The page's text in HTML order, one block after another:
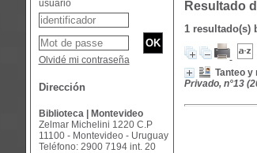
Resultado
1 resultado(s)
Tanteo y
Privado, n°13
usuario
Olvidé mi contraseña
Dirección
Biblioteca | Montevideo
Zelmar Michelini 1220 C.P
11100 - Montevideo - Uruguay
Teléfono: 2900 7194 int. 20